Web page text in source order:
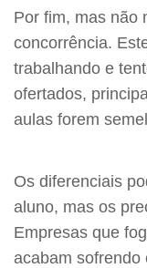
Por fim, mas não
concorrência.
trabalhando e
ofertados,
aulas forem
Os diferenciais
aluno, mas os
Empresas que
acabam sofrendo